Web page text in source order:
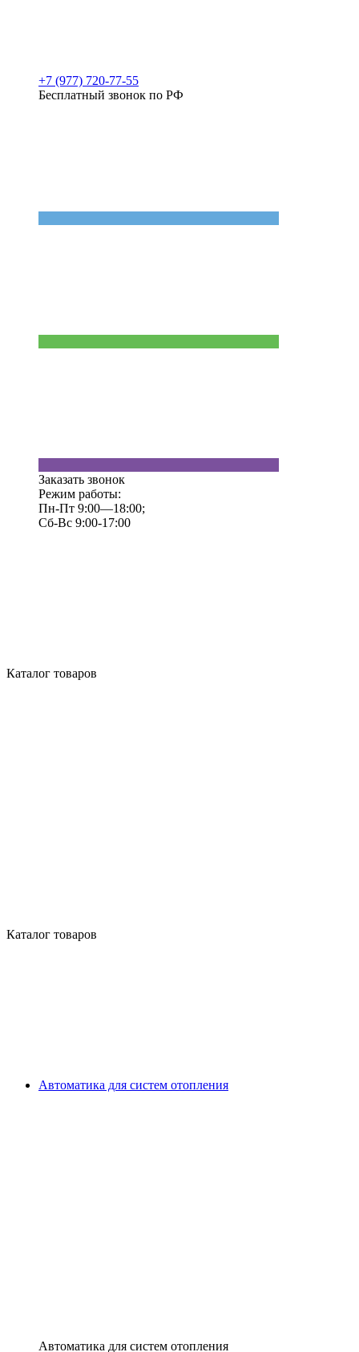
+7 (977) 720-77-55
Бесплатный звонок по РФ
Заказать звонок
Режим работы:
Пн-Пт 9:00—18:00;
Сб-Вс 9:00-17:00
Каталог товаров
Каталог товаров
Автоматика для систем отопления
Автоматика для систем отопления